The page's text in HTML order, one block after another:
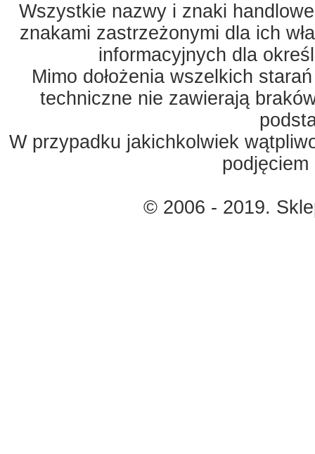
Wszystkie nazwy i znaki
znakami zastrzeżonymi dla ich
informacyjnych dla
Mimo dołożenia wszelkich
techniczne nie zawierają
W przypadku jakichkolwiek
© 2006 - 2019.